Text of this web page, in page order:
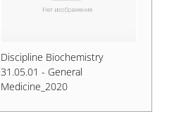
Discipline Biochemistry
31.05.01 - General
Medicine_2020